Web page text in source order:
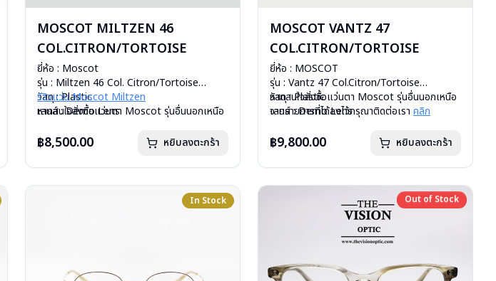
MOSCOT MILTZEN 46
COL.CITRON/TORTOISE
ยี่ห้อ : Moscot
รุ่น : Miltzen 46 Col. Citron/Tortoise
วัสดุ : Plastic
เลนส์ : Demo Lens
น้ำหนัก : 26 กรัม
การรับประกัน : 1 ปี
รีวิวแว่น Moscot Miltzen
หากสนใจสั่งชื้อแว่นตา Moscot รุ่นอื่นนอกเหนือ
฿8,500.00 หยิบลงตะกร้า
MOSCOT VANTZ 47
COL.CITRON/TORTOISE
ยี่ห้อ : MOSCOT
รุ่น : Vantz 47 Col.Citron/Tortoise
วัสดุ : Plastic
เลนส์ : Demo Lens
น้ำหนัก : 23 กรัม
การรับประกัน : 1 ปี
หากสนใจสั่งชื้อแว่นตา Moscot รุ่นอื่นนอกเหนือ
จากรายการที่ได้ลงไว้กรุณาติดต่อเรา คลิก
฿9,800.00 หยิบลงตะกร้า
In Stock Out of Stock
Out of Stock